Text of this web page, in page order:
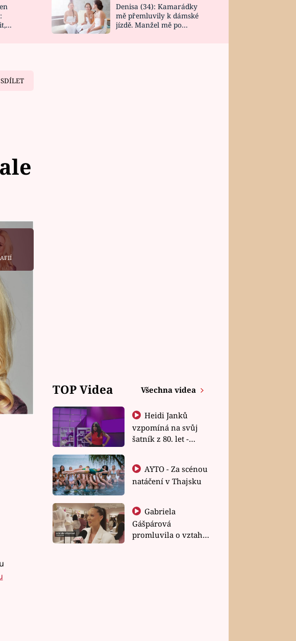
DESIGN
Denisa (34): Kamarádky
mě přemluvily k dámské
jízdě. Manžel mě po
SDÍLET
TOP Videa Všechna videa
Heidi Janků
vzpomíná na svůj
šatník z 80. let -
natáčení v Thajsku
Gabriela
Gášpárová
promluvila o vztahu